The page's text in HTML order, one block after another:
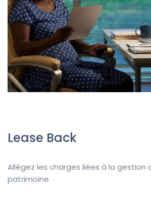
Lease Back
Allégez les charges liées à la gestion
patrimoine